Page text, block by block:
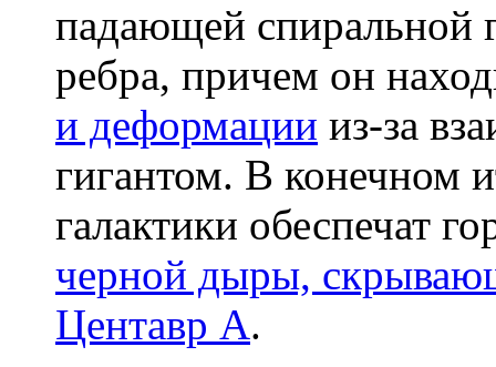
падающей спиральной
ребра, причем он
и деформации из-за
гигантом. В конечном
галактики обеспечат
черной дыры,
Центавр А.